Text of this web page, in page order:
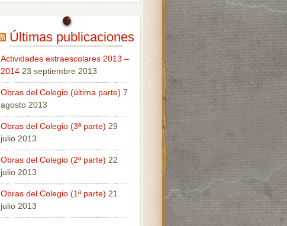
Últimas publicaciones
Actividades extraescolares 2013 –
2014 23 septiembre 2013
Obras del Colegio (última parte) 7
agosto 2013
Obras del Colegio (3ª parte) 29
julio 2013
Obras del Colegio (2ª parte) 22
julio 2013
Obras del Colegio (1ª parte) 21
julio 2013